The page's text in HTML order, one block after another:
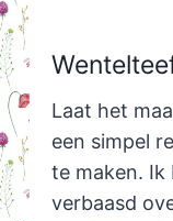
Laat het
een simpel
te maken. Ik
verbaasd